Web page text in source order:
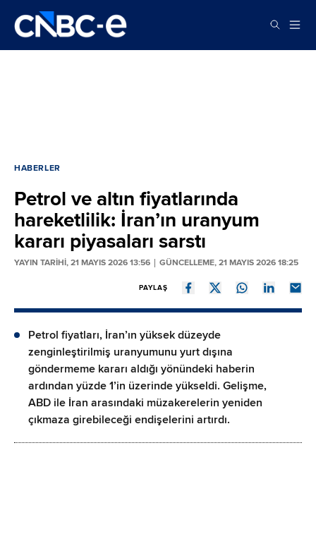
HABERLER
Petrol ve altın fiyatlarında
hareketlilik: İran’ın uranyum
kararı piyasaları sarstı
YAYIN TARİHİ, 21 MAYIS 2026 13:56 GÜNCELLEME, 21 MAYIS 2026 18:25
PAYLAŞ
Petrol fiyatları, İran’ın yüksek düzeyde
zenginleştirilmiş uranyumunu yurt dışına
göndermeme kararı aldığı yönündeki haberin
ardından yüzde 1’in üzerinde yükseldi. Gelişme,
ABD ile İran arasındaki müzakerelerin yeniden
çıkmaza girebileceği endişelerini artırdı.